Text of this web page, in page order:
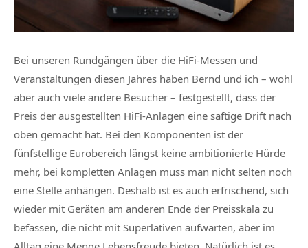
Bei unseren Rundgängen über die HiFi-Messen und
Veranstaltungen diesen Jahres haben Bernd und ich – wohl
aber auch viele andere Besucher – festgestellt, dass der
Preis der ausgestellten HiFi-Anlagen eine saftige Drift nach
oben gemacht hat. Bei den Komponenten ist der
fünfstellige Eurobereich längst keine ambitionierte Hürde
mehr, bei kompletten Anlagen muss man nicht selten noch
eine Stelle anhängen. Deshalb ist es auch erfrischend, sich
wieder mit Geräten am anderen Ende der Preisskala zu
befassen, die nicht mit Superlativen aufwarten, aber im